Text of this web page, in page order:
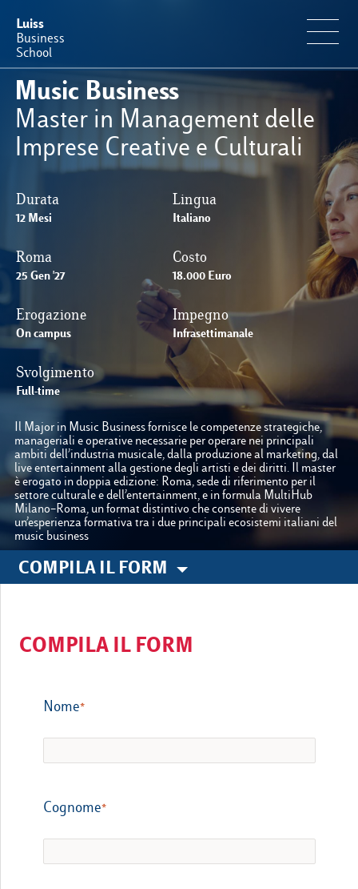
Luiss
Business
School
Offerta Formativa
Perché Luiss Business School
Faculty & Ricerca
Operation & Students’ Experience
Le nostre sedi
Luiss.it Alumni
Music Business
Master in Management delle
Imprese Creative e Culturali
Durata
12 Mesi
Lingua
Italiano
Roma
25 Gen '27
Costo
18.000 Euro
Erogazione
On campus
Impegno
Infrasettimanale
Svolgimento
Full-time
Il Major in Music Business fornisce le competenze strategiche,
manageriali e operative necessarie per operare nei principali
ambiti dell’industria musicale, dalla produzione al marketing, dal
live entertainment alla gestione degli artisti e dei diritti. Il master
è erogato in doppia edizione: Roma, sede di riferimento per il
settore culturale e dell’entertainment, e in formula MultiHub
Milano–Roma, un format distintivo che consente di vivere
un’esperienza formativa tra i due principali ecosistemi italiani del
music business
COMPILA IL FORM
COMPILA IL FORM
Nome
Cognome